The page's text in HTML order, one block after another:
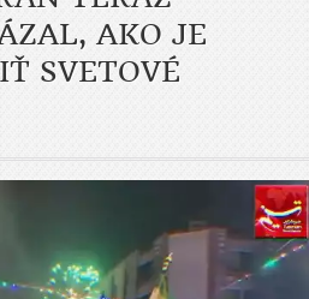
AKO JE
SVETOVÉ